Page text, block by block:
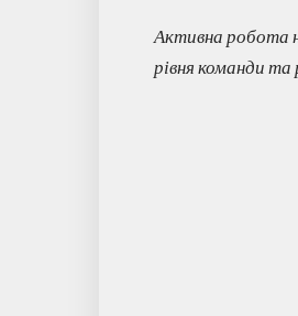
Активна робота
рівня команди та